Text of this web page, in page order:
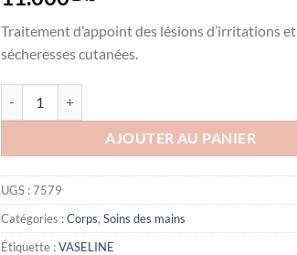
Traitement d’appoint des lésions d’irritations et
sécheresses cutanées.
AJOUTER AU PANIER
UGS :7579
Catégories :Corps, Soins des mains
Étiquette :VASELINE